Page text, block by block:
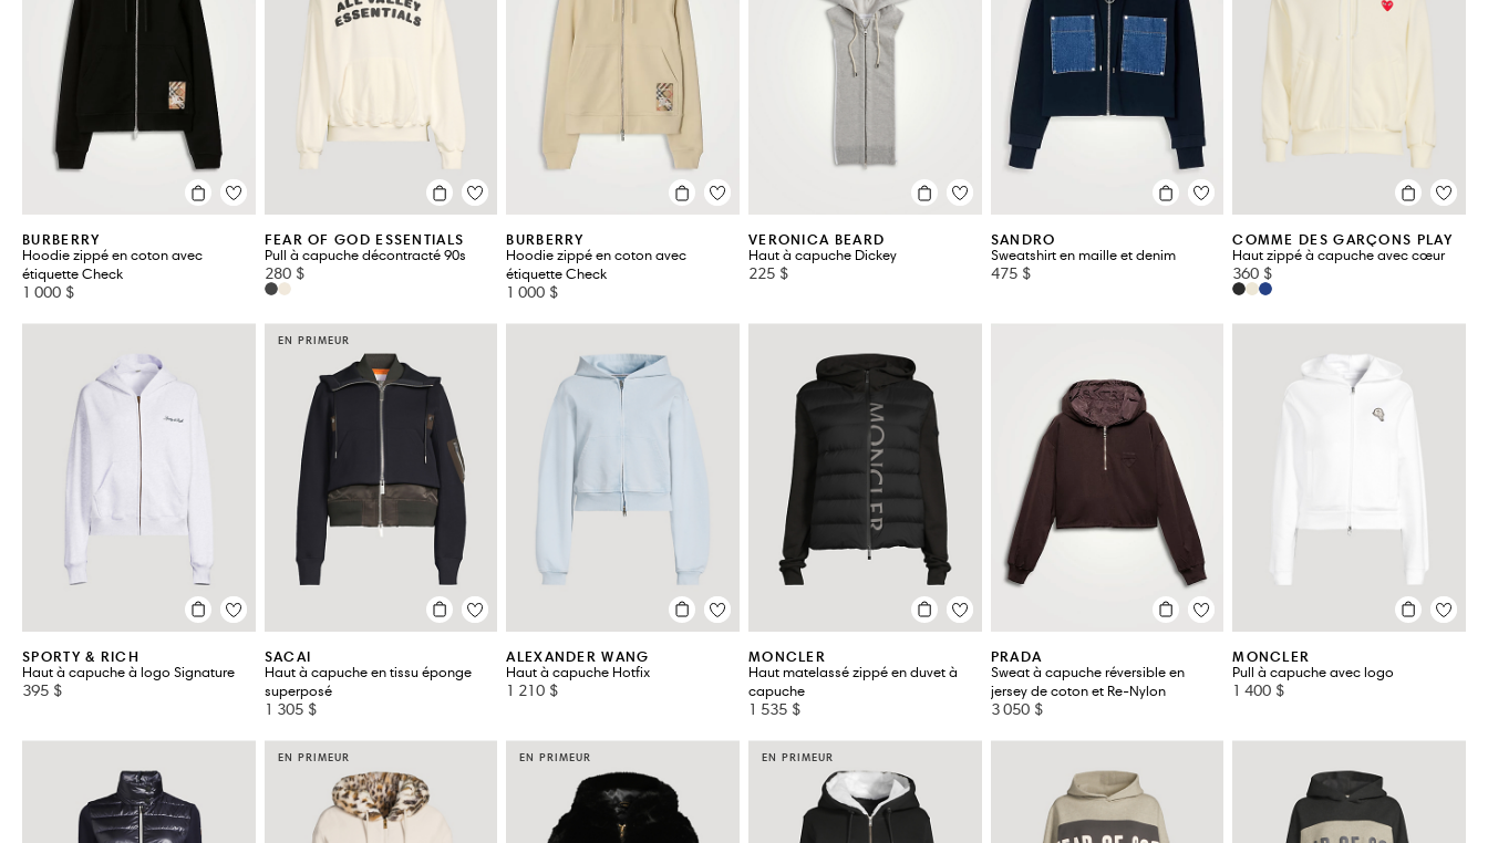
BURBERRY
Hoodie zippé en coton avec
étiquette Check
1 000 $
FEAR OF GOD ESSENTIALS
Pull à capuche décontracté 90s
280 $
BURBERRY
Hoodie zippé en coton avec
étiquette Check
1 000 $
VERONICA BEARD
Haut à capuche Dickey
225 $
SANDRO
Sweatshirt en maille et denim
475 $
COMME DES GARÇONS PLAY
Haut zippé à capuche avec cœur
360 $
SPORTY & RICH
Haut à capuche à logo Signature
395 $
EN PRIMEUR
SACAI
Haut à capuche en tissu éponge
superposé
1 305 $
ALEXANDER WANG
Haut à capuche Hotfix
1 210 $
MONCLER
Haut matelassé zippé en duvet à
capuche
1 535 $
PRADA
Sweat à capuche réversible en
jersey de coton et Re-Nylon
3 050 $
MONCLER
Pull à capuche avec logo
1 400 $
EN PRIMEUR EN PRIMEUR EN PRIMEUR